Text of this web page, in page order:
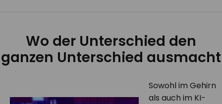
Wo der Unterschied den
ganzen Unterschied ausmacht
Sowohl im Gehirn
als auch im KI-